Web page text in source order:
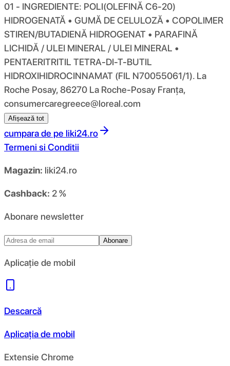
01 - INGREDIENTE: POLI(OLEFINĂ C6-20)
HIDROGENATĂ • GUMĂ DE CELULOZĂ • COPOLIMER
STIREN/BUTADIENĂ HIDROGENAT • PARAFINĂ
LICHIDĂ / ULEI MINERAL / ULEI MINERAL •
PENTAERITRITIL TETRA-DI-T-BUTIL
HIDROXIHIDROCINNAMAT (FIL N70055061/1). La
Roche Posay, 86270 La Roche-Posay Franța,
consumercaregreece@loreal.com
Afișează tot
cumpara de pe liki24.ro
Termeni si Conditii
Magazin: liki24.ro
Cashback: 2 %
Abonare newsletter
Abonare
Aplicație de mobil
Descarcă
Aplicația de mobil
Extensie Chrome